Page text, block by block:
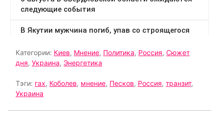
Категории: Киев, Мнение, Политика, Россия, Сюжет
дня, Украина, Энергетика
Тэги: гах, Коболев, мнение, Песков, Россия, транзит,
Украина